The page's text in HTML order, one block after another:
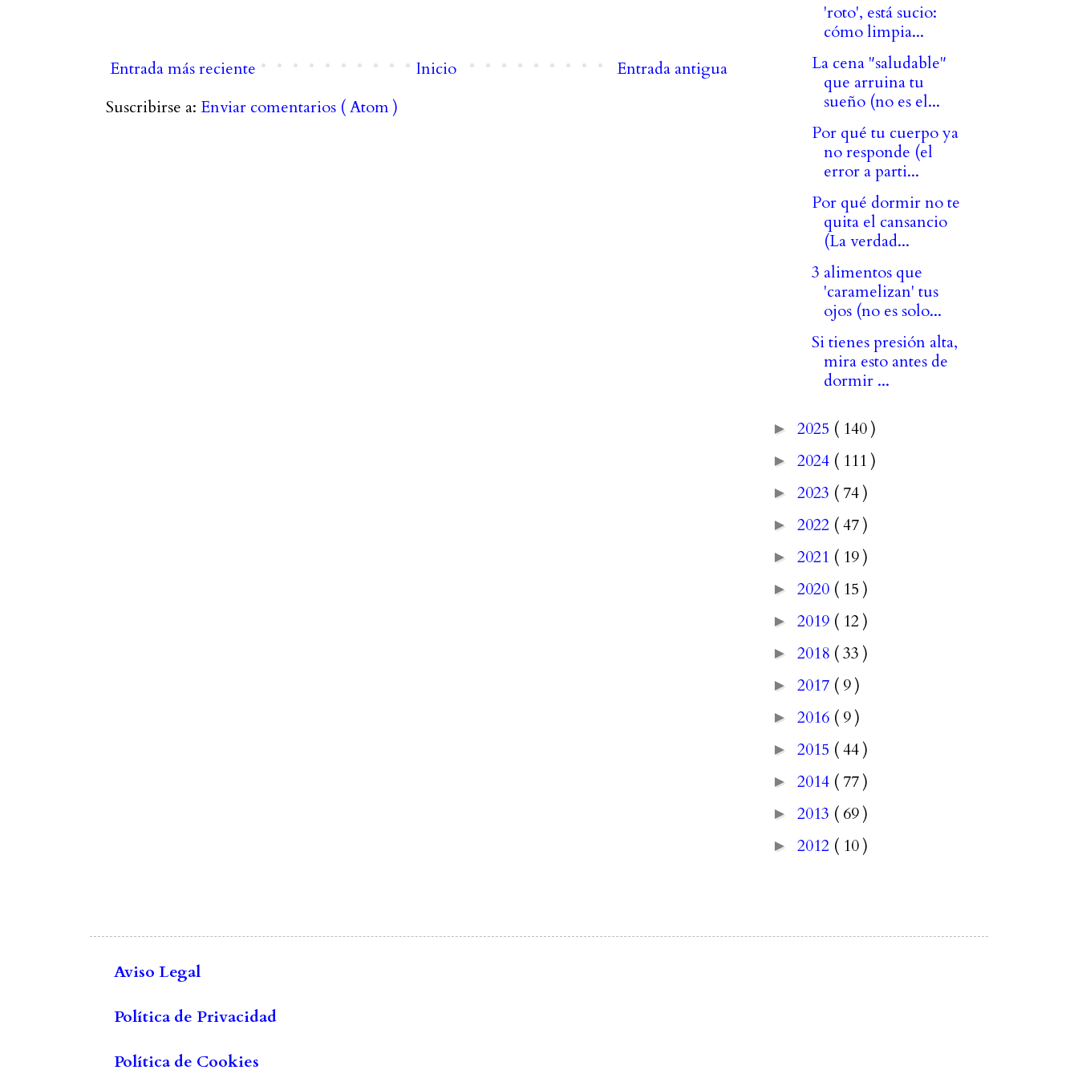
Entrada más reciente Entrada antigua
Inicio
Suscribirse a: Enviar comentarios ( Atom )
'roto', está sucio:
cómo limpia...
La cena "saludable"
que arruina tu
sueño (no es el...
Por qué tu cuerpo ya
no responde (el
error a parti...
Por qué dormir no te
quita el cansancio
(La verdad...
3 alimentos que
'caramelizan' tus
ojos (no es solo...
Si tienes presión alta,
mira esto antes de
dormir ...
► 2025 ( 140 )
► 2024 ( 111 )
► 2023 ( 74 )
► 2022 ( 47 )
► 2021 ( 19 )
► 2020 ( 15 )
► 2019 ( 12 )
► 2018 ( 33 )
► 2017 ( 9 )
► 2016 ( 9 )
► 2015 ( 44 )
► 2014 ( 77 )
► 2013 ( 69 )
► 2012 ( 10 )
Aviso Legal
Política de Privacidad
Política de Cookies